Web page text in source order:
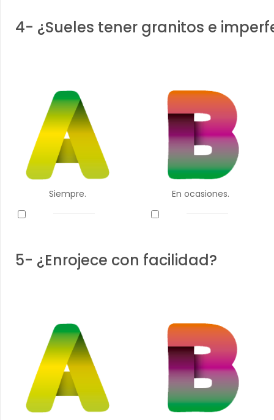
4- ¿Sueles tener granitos e
Siempre. En ocasiones.
5- ¿Enrojece con facilidad?